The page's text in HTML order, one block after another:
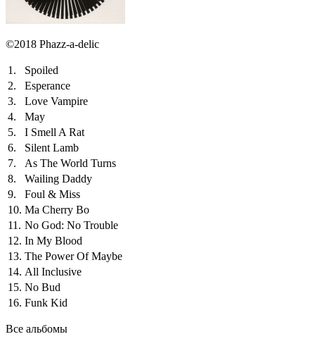
©2018 Phazz-a-delic
1.
Spoiled
2.
Esperance
3.
Love Vampire
4.
May
5.
I Smell A Rat
6.
Silent Lamb
7.
As The World Turns
8.
Wailing Daddy
9.
Foul & Miss
10. Ma Cherry Bo
11. No God: No Trouble
12. In My Blood
13. The Power Of Maybe
14. All Inclusive
15. No Bud
16. Funk Kid
Все альбомы